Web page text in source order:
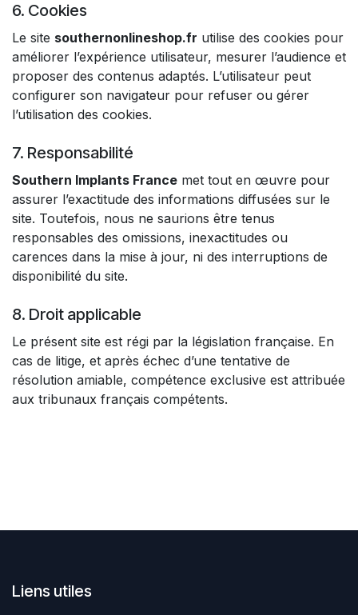
6. Cookies
Le site southernonlineshop.fr utilise des cookies pour
améliorer l’expérience utilisateur, mesurer l’audience et
proposer des contenus adaptés. L’utilisateur peut
configurer son navigateur pour refuser ou gérer
l’utilisation des cookies.
7. Responsabilité
Southern Implants France met tout en œuvre pour
assurer l’exactitude des informations diffusées sur le
site. Toutefois, nous ne saurions être tenus
responsables des omissions, inexactitudes ou
carences dans la mise à jour, ni des interruptions de
disponibilité du site.
8. Droit applicable
Le présent site est régi par la législation française. En
cas de litige, et après échec d’une tentative de
résolution amiable, compétence exclusive est attribuée
aux tribunaux français compétents.
Liens utiles